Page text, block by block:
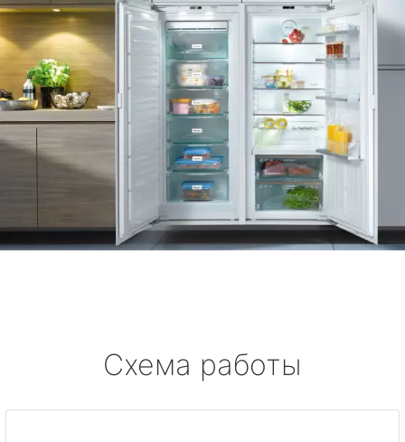
Схема работы